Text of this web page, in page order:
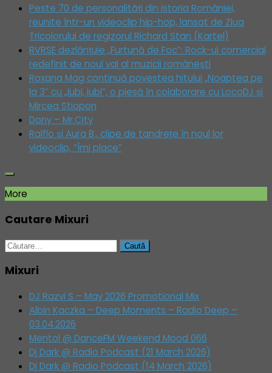
Peste 70 de personalități din istoria României,
reunite într-un videoclip hip-hop, lansat de Ziua
Tricolorului de regizorul Richard Stan (Kartel)
RVRSE dezlănțuie „Furtună de Foc”: Rock-ul comercial
redefinit de noul val al muzicii românești
Roxana Mag continuă povestea hitului „Noaptea pe
la 3” cu „Iubi, iubi”, o piesă în colaborare cu LocoDJ și
Mircea Stiopon
Dony – Mr.City
Ralflo și Aura B., clipe de tandrețe în noul lor
videoclip, “Îmi place”
More
Cautare Mixuri
Caută
Mixuri
DJ Razvi S – May 2026 Promotional Mix
Albin Kaczka – Deep Moments – Radio Deep –
03.04.2026
Mentol @ DanceFM Weekend Mood 066
Dj Dark @ Radio Podcast (21 March 2026)
Dj Dark @ Radio Podcast (14 March 2026)